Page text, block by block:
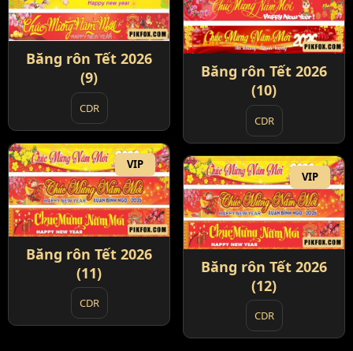
Băng rôn Tết 2026
(9)
CDR
Băng rôn Tết 2026
(10)
CDR
VIP
Băng rôn Tết 2026
(11)
CDR
VIP
Băng rôn Tết 2026
(12)
CDR